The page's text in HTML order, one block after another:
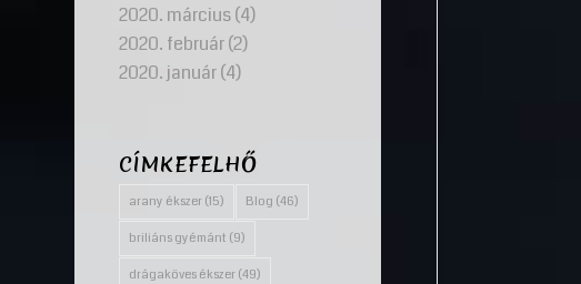
2020. március(4)
2020. február(2)
2020. január(4)
CÍMKEFELHŐ
arany ékszer (15) Blog (46)
briliáns gyémánt (9)
drágaköves ékszer (49)